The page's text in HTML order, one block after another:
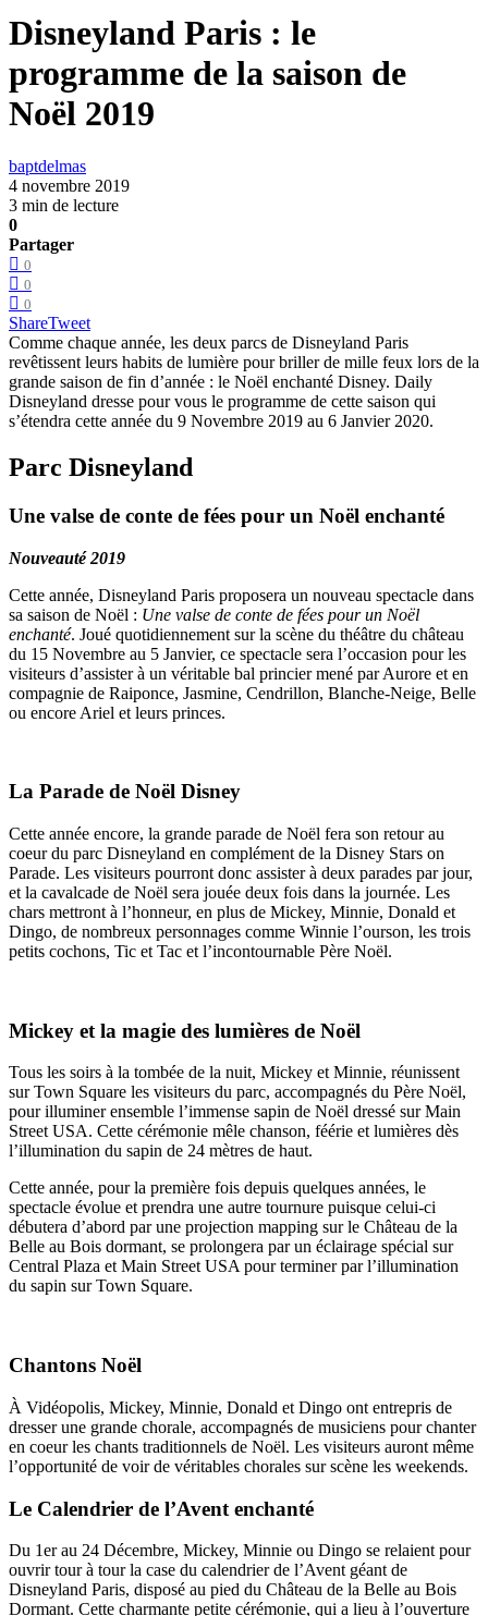
Disneyland Paris : le
programme de la saison de
Noël 2019
baptdelmas
4 novembre 2019
3 min de lecture
0
Partager
0
0
0
ShareTweet
Comme chaque année, les deux parcs de Disneyland Paris
revêtissent leurs habits de lumière pour briller de mille feux lors de la
grande saison de fin d’année : le Noël enchanté Disney. Daily
Disneyland dresse pour vous le programme de cette saison qui
s’étendra cette année du 9 Novembre 2019 au 6 Janvier 2020.
Parc Disneyland
Une valse de conte de fées pour un Noël enchanté
Nouveauté 2019
Cette année, Disneyland Paris proposera un nouveau spectacle dans
sa saison de Noël : Une valse de conte de fées pour un Noël
enchanté. Joué quotidiennement sur la scène du théâtre du château
du 15 Novembre au 5 Janvier, ce spectacle sera l’occasion pour les
visiteurs d’assister à un véritable bal princier mené par Aurore et en
compagnie de Raiponce, Jasmine, Cendrillon, Blanche-Neige, Belle
ou encore Ariel et leurs princes.
La Parade de Noël Disney
Cette année encore, la grande parade de Noël fera son retour au
coeur du parc Disneyland en complément de la Disney Stars on
Parade. Les visiteurs pourront donc assister à deux parades par jour,
et la cavalcade de Noël sera jouée deux fois dans la journée. Les
chars mettront à l’honneur, en plus de Mickey, Minnie, Donald et
Dingo, de nombreux personnages comme Winnie l’ourson, les trois
petits cochons, Tic et Tac et l’incontournable Père Noël.
Mickey et la magie des lumières de Noël
Tous les soirs à la tombée de la nuit, Mickey et Minnie, réunissent
sur Town Square les visiteurs du parc, accompagnés du Père Noël,
pour illuminer ensemble l’immense sapin de Noël dressé sur Main
Street USA. Cette cérémonie mêle chanson, féérie et lumières dès
l’illumination du sapin de 24 mètres de haut.
Cette année, pour la première fois depuis quelques années, le
spectacle évolue et prendra une autre tournure puisque celui-ci
débutera d’abord par une projection mapping sur le Château de la
Belle au Bois dormant, se prolongera par un éclairage spécial sur
Central Plaza et Main Street USA pour terminer par l’illumination
du sapin sur Town Square.
Chantons Noël
À Vidéopolis, Mickey, Minnie, Donald et Dingo ont entrepris de
dresser une grande chorale, accompagnés de musiciens pour chanter
en coeur les chants traditionnels de Noël. Les visiteurs auront même
l’opportunité de voir de véritables chorales sur scène les weekends.
Le Calendrier de l’Avent enchanté
Du 1er au 24 Décembre, Mickey, Minnie ou Dingo se relaient pour
ouvrir tour à tour la case du calendrier de l’Avent géant de
Disneyland Paris, disposé au pied du Château de la Belle au Bois
Dormant. Cette charmante petite cérémonie, qui a lieu à l’ouverture